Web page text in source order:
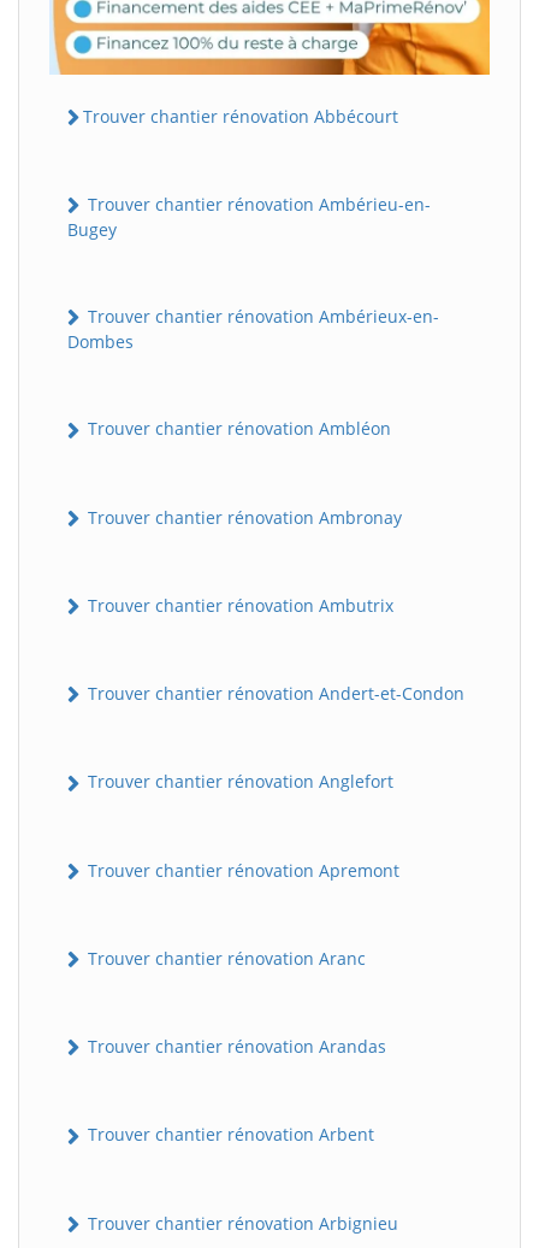
Trouver chantier rénovation Abbécourt
Trouver chantier rénovation Ambérieu-en-
Bugey
Trouver chantier rénovation Ambérieux-en-
Dombes
Trouver chantier rénovation Ambléon
Trouver chantier rénovation Ambronay
Trouver chantier rénovation Ambutrix
Trouver chantier rénovation Andert-et-Condon
Trouver chantier rénovation Anglefort
Trouver chantier rénovation Apremont
Trouver chantier rénovation Aranc
Trouver chantier rénovation Arandas
Trouver chantier rénovation Arbent
Trouver chantier rénovation Arbignieu